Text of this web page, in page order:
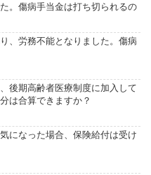
。傷病手当金は打ち切られるの
、労務不能となりました。傷病
後期高齢者医療制度に加入して
は合算できますか？
になった場合、保険給付は受け